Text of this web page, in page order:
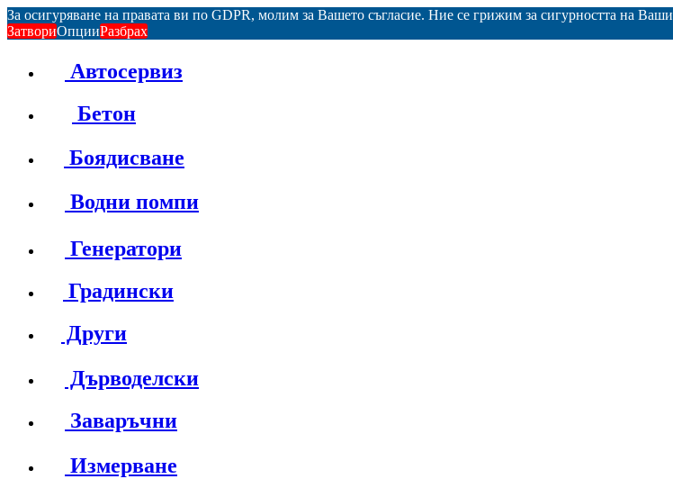
За осигуряване на правата ви по GDPR, молим за Вашето съгласие. Ние се грижим за сигурността на
ЗатвориОпцииРазбрах
Автосервиз
Бетон
Боядисване
Водни помпи
Генератори
Градински
Други
Дърводелски
Заваръчни
Измерване